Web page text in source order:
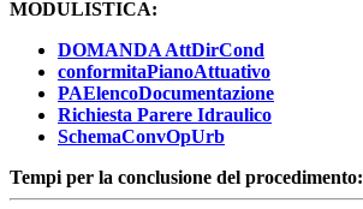
MODULISTICA:
DOMANDA AttDirCond
conformitaPianoAttuativo
PAElencoDocumentazione
Richiesta Parere Idraulico
SchemaConvOpUrb
Tempi per la conclusione del procedimento: